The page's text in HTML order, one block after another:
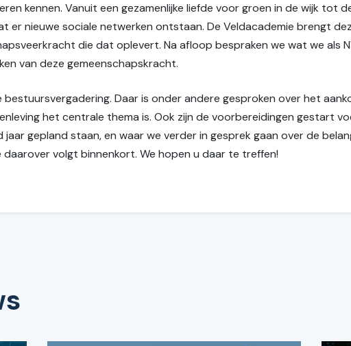
kennen. Vanuit een gezamenlijke liefde voor groen in de wijk tot
er nieuwe sociale netwerken ontstaan. De Veldacademie brengt
die dat oplevert. Na afloop bespraken we wat we als
van deze gemeenschapskracht.
Daar is onder andere gesproken over het
het centrale thema is. Ook zijn de voorbereidingen gestart
jaar gepland staan, en waar we verder in gesprek gaan over de
daarover volgt binnenkort. We hopen u daar te treffen!